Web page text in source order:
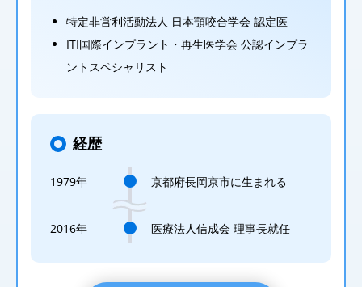
特定非営利活動法人 日本顎咬合学会 認定医
ITI国際インプラント・再生医学会 公認インプラ
ントスペシャリスト
経歴
1979年 京都府長岡京市に生まれる
2016年 医療法人信成会 理事長就任